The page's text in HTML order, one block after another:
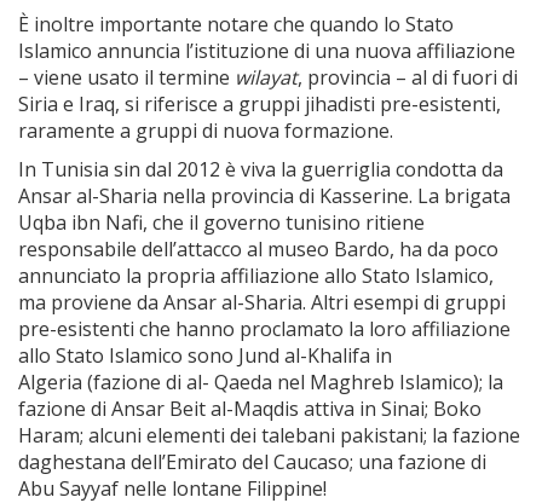
È inoltre importante notare che quando lo Stato
Islamico annuncia l’istituzione di una nuova affiliazione
– viene usato il termine wilayat, provincia – al di fuori di
Siria e Iraq, si riferisce a gruppi jihadisti pre-esistenti,
raramente a gruppi di nuova formazione.
In Tunisia sin dal 2012 è viva la guerriglia condotta da
Ansar al-Sharia nella provincia di Kasserine. La brigata
Uqba ibn Nafi, che il governo tunisino ritiene
responsabile dell’attacco al museo Bardo, ha da poco
annunciato la propria affiliazione allo Stato Islamico,
ma proviene da Ansar al-Sharia. Altri esempi di gruppi
pre-esistenti che hanno proclamato la loro affiliazione
allo Stato Islamico sono Jund al-Khalifa in
Algeria (fazione di al- Qaeda nel Maghreb Islamico); la
fazione di Ansar Beit al-Maqdis attiva in Sinai; Boko
Haram; alcuni elementi dei talebani pakistani; la fazione
daghestana dell’Emirato del Caucaso; una fazione di
Abu Sayyaf nelle lontane Filippine!